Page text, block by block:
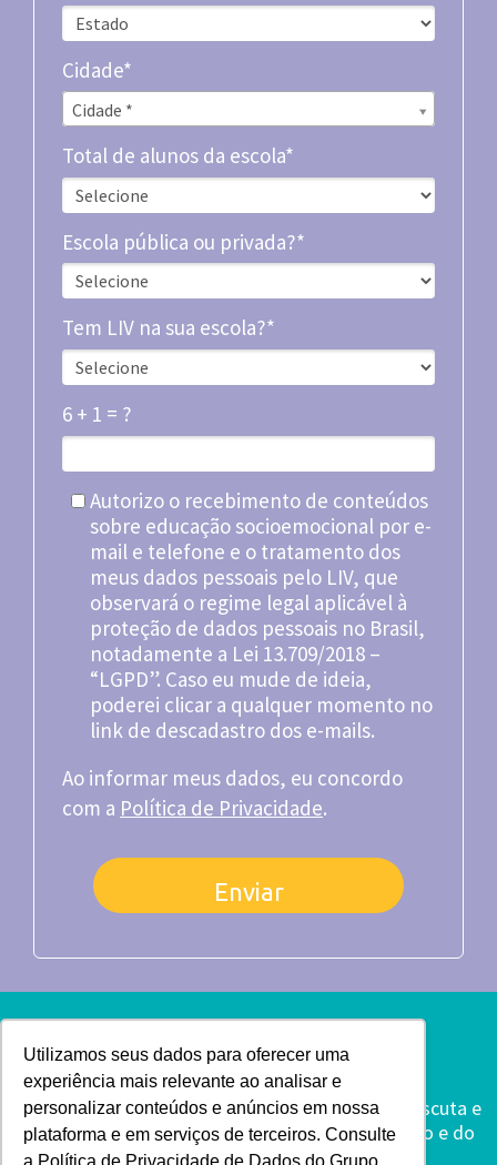
Utilizamos seus dados para oferecer uma
experiência mais relevante ao analisar e
personalizar conteúdos e anúncios em nossa
plataforma e em serviços de terceiros. Consulte
a Política de Privacidade de Dados do Grupo
Cidade*
Cidade *
Cidade*
Total de alunos da escola*
Escola pública ou privada?*
Tem LIV na sua escola?*
6 + 1 = ?
Autorizo o recebimento de conteúdos
sobre educação socioemocional por e-
mail e telefone e o tratamento dos
meus dados pessoais pelo LIV, que
observará o regime legal aplicável à
proteção de dados pessoais no Brasil,
notadamente a Lei 13.709/2018 –
“LGPD”. Caso eu mude de ideia,
poderei clicar a qualquer momento no
link de descadastro dos e-mails.
Ao informar meus dados, eu concordo
com a Política de Privacidade.
Enviar
A missão do LIV é promover uma educação
socioemocional para todos, criando espaços de escuta e
de fala para ampliar a compreensão de si, do outro e do
mundo.